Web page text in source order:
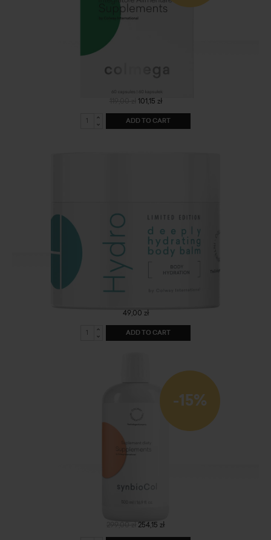
101,15 zł
ADD TO CART
MINI - Nawilżający balsam do ciała
49,00 zł
ADD TO CART
-15%
254,15 zł